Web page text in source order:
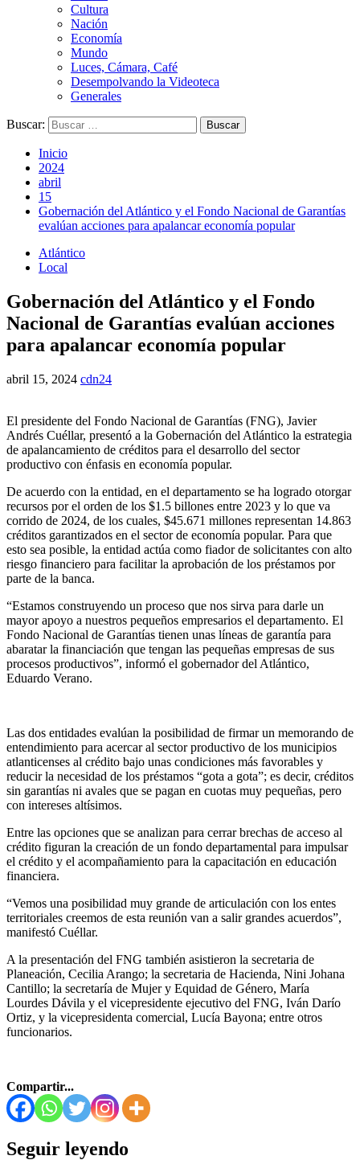
Cultura
Nación
Economía
Mundo
Luces, Cámara, Café
Desempolvando la Videoteca
Generales
Buscar:
Inicio
2024
abril
15
Gobernación del Atlántico y el Fondo Nacional de Garantías
evalúan acciones para apalancar economía popular
Atlántico
Local
Gobernación del Atlántico y el Fondo
Nacional de Garantías evalúan acciones
para apalancar economía popular
abril 15, 2024 cdn24
El presidente del Fondo Nacional de Garantías (FNG), Javier
Andrés Cuéllar, presentó a la Gobernación del Atlántico la estrategia
de apalancamiento de créditos para el desarrollo del sector
productivo con énfasis en economía popular.
De acuerdo con la entidad, en el departamento se ha logrado otorgar
recursos por el orden de los $1.5 billones entre 2023 y lo que va
corrido de 2024, de los cuales, $45.671 millones representan 14.863
créditos garantizados en el sector de economía popular. Para que
esto sea posible, la entidad actúa como fiador de solicitantes con alto
riesgo financiero para facilitar la aprobación de los préstamos por
parte de la banca.
“Estamos construyendo un proceso que nos sirva para darle un
mayor apoyo a nuestros pequeños empresarios el departamento. El
Fondo Nacional de Garantías tienen unas líneas de garantía para
abaratar la financiación que tengan las pequeñas empresas de sus
procesos productivos”, informó el gobernador del Atlántico,
Eduardo Verano.
Las dos entidades evalúan la posibilidad de firmar un memorando de
entendimiento para acercar al sector productivo de los municipios
atlanticenses al crédito bajo unas condiciones más favorables y
reducir la necesidad de los préstamos “gota a gota”; es decir, créditos
sin garantías ni avales que se pagan en cuotas muy pequeñas, pero
con intereses altísimos.
Entre las opciones que se analizan para cerrar brechas de acceso al
crédito figuran la creación de un fondo departamental para impulsar
el crédito y el acompañamiento para la capacitación en educación
financiera.
“Vemos una posibilidad muy grande de articulación con los entes
territoriales creemos de esta reunión van a salir grandes acuerdos”,
manifestó Cuéllar.
A la presentación del FNG también asistieron la secretaria de
Planeación, Cecilia Arango; la secretaria de Hacienda, Nini Johana
Cantillo; la secretaría de Mujer y Equidad de Género, María
Lourdes Dávila y el vicepresidente ejecutivo del FNG, Iván Darío
Ortiz, y la vicepresidenta comercial, Lucía Bayona; entre otros
funcionarios.
Compartir...
Seguir leyendo